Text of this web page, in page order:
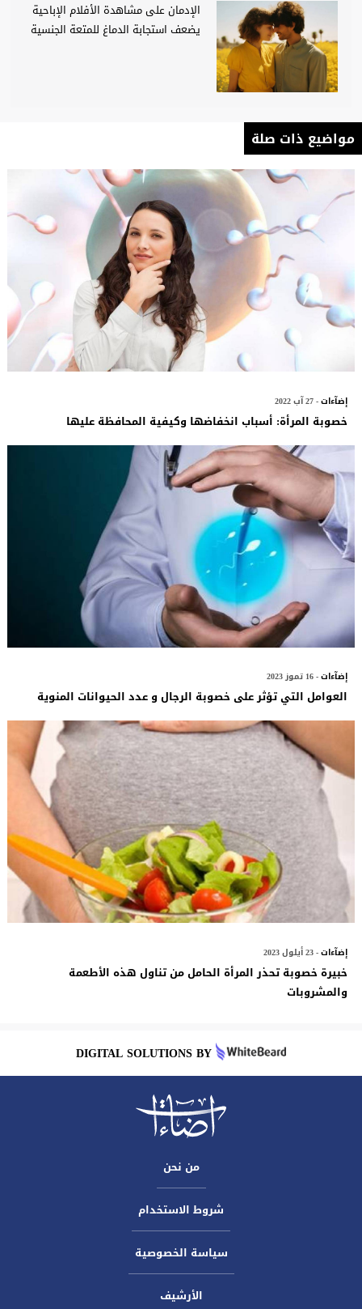
الإدمان على مشاهدة الأفلام الإباحية
يضعف استجابة الدماغ للمتعة الجنسية
مواضيع ذات صلة
إضآءات- 27 آب 2022
خصوبة المرأة: أسباب انخفاضها وكيفية المحافظة عليها
إضآءات- 16 تموز 2023
العوامل التي تؤثر على خصوبة الرجال و عدد الحيوانات المنوية
إضآءات- 23 أيلول 2023
خبيرة خصوبة تحذر المرأة الحامل من تناول هذه الأطعمة
والمشروبات
DIGITAL SOLUTIONS BY
من نحن
شروط الاستخدام
سياسة الخصوصية
الأرشيف